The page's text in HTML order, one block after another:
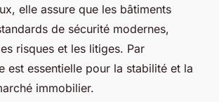
elle assure que les bâtiments
de sécurité modernes,
risques et les litiges. Par
est essentielle pour la stabilité et la
immobilier.